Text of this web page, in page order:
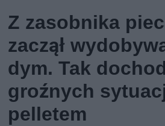
Z zasobnika
zaczął
dym. Tak
groźnych
pelletem